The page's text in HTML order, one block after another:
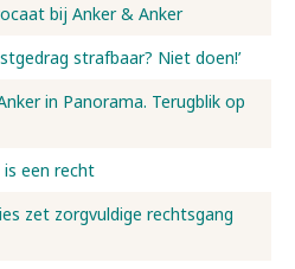
bij Anker & Anker
strafbaar? Niet doen!’
in Panorama. Terugblik op
is een recht
zet zorgvuldige rechtsgang